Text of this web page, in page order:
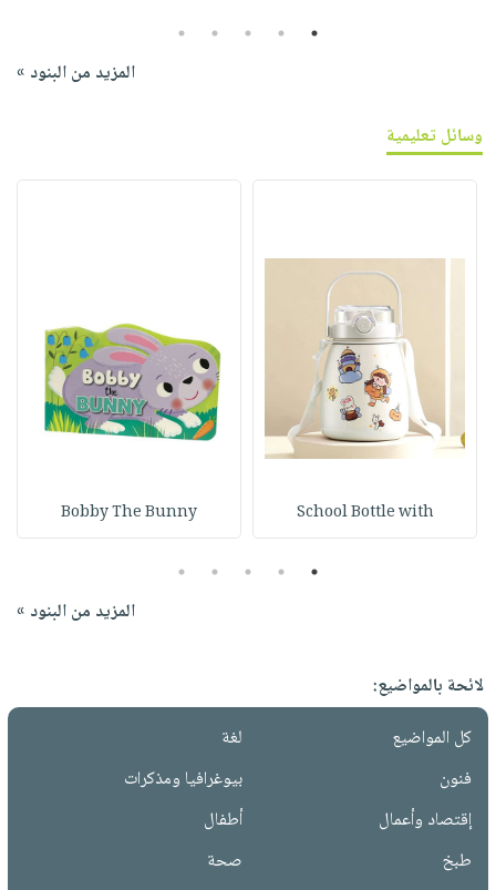
1
2
3
4
5
المزيد من البنود »
وسائل تعليمية
School Bottle with
Bobby The Bunny
1
2
3
4
5
المزيد من البنود »
لائحة بالمواضيع:
كل المواضيع
لغة
فنون
بيوغرافيا ومذكرات
إقتصاد وأعمال
أطفال
طبخ
صحة